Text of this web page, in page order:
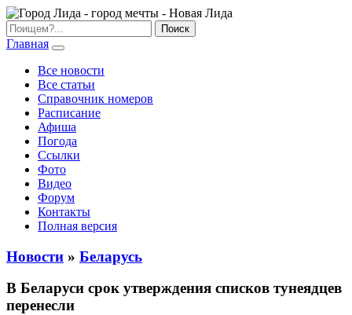
Главная
Все новости
Все статьи
Справочник номеров
Расписание
Афиша
Погода
Ссылки
Фото
Видео
Форум
Контакты
Полная версия
Новости » Беларусь
В Беларуси срок утверждения списков тунеядцев
перенесли